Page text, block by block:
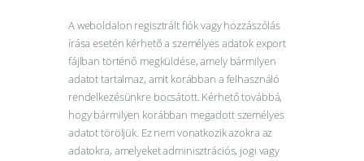
A weboldalon regisztrált fiók vagy hozzászólás
írása esetén kérhető a személyes adatok export
fájlban történő megküldése, amely bármilyen
adatot tartalmaz, amit korábban a felhasználó
rendelkezésünkre bocsátott. Kérhető továbbá,
hogy bármilyen korábban megadott személyes
adatot töröljük. Ez nem vonatkozik azokra az
adatokra, amelyeket adminisztrációs, jogi vagy